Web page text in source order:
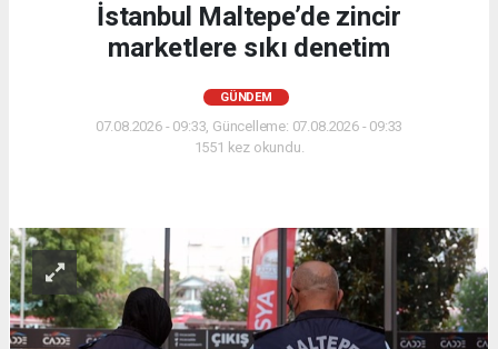
İstanbul Maltepe’de zincir
marketlere sıkı denetim
GÜNDEM
07.08.2026 - 09:33, Güncelleme: 07.08.2026 - 09:33
1551 kez okundu.